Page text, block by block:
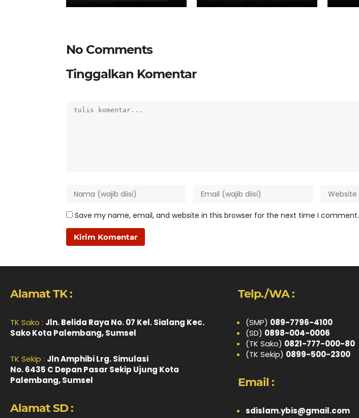
No Comments
Tinggalkan Komentar
Save my name, email, and website in this browser for the next time I comment.
Alamat TK :
TK Sako : Jln. Belida Raya No. 07 Kel. Sialang Kec.
Sako Kota Palembang, Sumsel
TK Sekip : Jln Amphibi Lrg. Simulasi
No. 6435 C Depan Pasar Sekip Ujung Kota
Palembang, Sumsel
Alamat SD :
Telp./WA :
(SMP) 089-7796-4100
(SD) 0898-004-0006
(TK Sako) 0821-777-000-80
(TK Sekip) 0899-500-2300
Email :
sdislam.ybis@gmail.com